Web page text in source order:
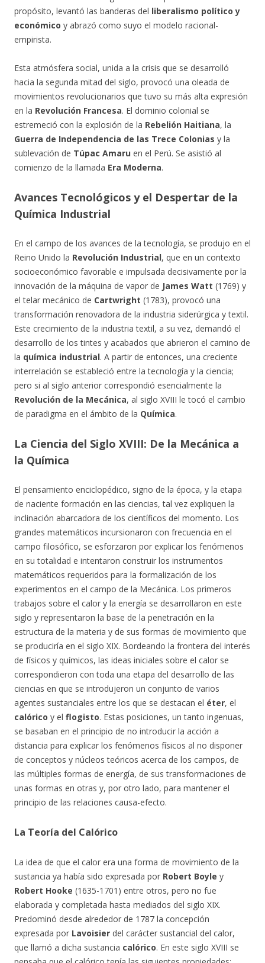
propósito, levantó las banderas del liberalismo político y
económico y abrazó como suyo el modelo racional-
empirista.
Esta atmósfera social, unida a la crisis que se desarrolló
hacia la segunda mitad del siglo, provocó una oleada de
movimientos revolucionarios que tuvo su más alta expresión
en la Revolución Francesa. El dominio colonial se
estremeció con la explosión de la Rebelión Haitiana, la
Guerra de Independencia de las Trece Colonias y la
sublevación de Túpac Amaru en el Perú. Se asistió al
comienzo de la llamada Era Moderna.
Avances Tecnológicos y el Despertar de la
Química Industrial
En el campo de los avances de la tecnología, se produjo en el
Reino Unido la Revolución Industrial, que en un contexto
socioeconómico favorable e impulsada decisivamente por la
innovación de la máquina de vapor de James Watt (1769) y
el telar mecánico de Cartwright (1783), provocó una
transformación renovadora de la industria siderúrgica y textil.
Este crecimiento de la industria textil, a su vez, demandó el
desarrollo de los tintes y acabados que abrieron el camino de
la química industrial. A partir de entonces, una creciente
interrelación se estableció entre la tecnología y la ciencia;
pero si al siglo anterior correspondió esencialmente la
Revolución de la Mecánica, al siglo XVIII le tocó el cambio
de paradigma en el ámbito de la Química.
La Ciencia del Siglo XVIII: De la Mecánica a
la Química
El pensamiento enciclopédico, signo de la época, y la etapa
de naciente formación en las ciencias, tal vez expliquen la
inclinación abarcadora de los científicos del momento. Los
grandes matemáticos incursionaron con frecuencia en el
campo filosófico, se esforzaron por explicar los fenómenos
en su totalidad e intentaron construir los instrumentos
matemáticos requeridos para la formalización de los
experimentos en el campo de la Mecánica. Los primeros
trabajos sobre el calor y la energía se desarrollaron en este
siglo y representaron la base de la penetración en la
estructura de la materia y de sus formas de movimiento que
se produciría en el siglo XIX. Bordeando la frontera del interés
de físicos y químicos, las ideas iniciales sobre el calor se
correspondieron con toda una etapa del desarrollo de las
ciencias en que se introdujeron un conjunto de varios
agentes sustanciales entre los que se destacan el éter, el
calórico y el flogisto. Estas posiciones, un tanto ingenuas,
se basaban en el principio de no introducir la acción a
distancia para explicar los fenómenos físicos al no disponer
de conceptos y núcleos teóricos acerca de los campos, de
las múltiples formas de energía, de sus transformaciones de
unas formas en otras y, por otro lado, para mantener el
principio de las relaciones causa-efecto.
La Teoría del Calórico
La idea de que el calor era una forma de movimiento de la
sustancia ya había sido expresada por Robert Boyle y
Robert Hooke (1635-1701) entre otros, pero no fue
elaborada y completada hasta mediados del siglo XIX.
Predominó desde alrededor de 1787 la concepción
expresada por Lavoisier del carácter sustancial del calor,
que llamó a dicha sustancia calórico. En este siglo XVIII se